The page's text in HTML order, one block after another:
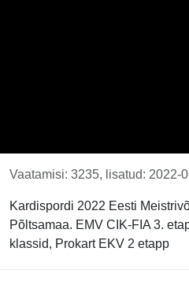
Vaatamisi: 3235, lisatud: 2022-
Kardispordi 2022 Eesti
Põltsamaa. EMV CIK-FIA 3.
klassid, Prokart EKV 2 etapp